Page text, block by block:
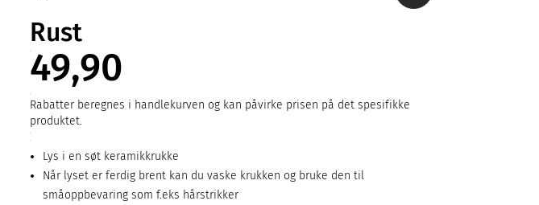
Rust
49,90
Rabatter beregnes i handlekurven og kan påvirke prisen på det spesifikke
produktet.
Lys i en søt keramikkrukke
Når lyset er ferdig brent kan du vaske krukken og bruke den til
småoppbevaring som f.eks hårstrikker